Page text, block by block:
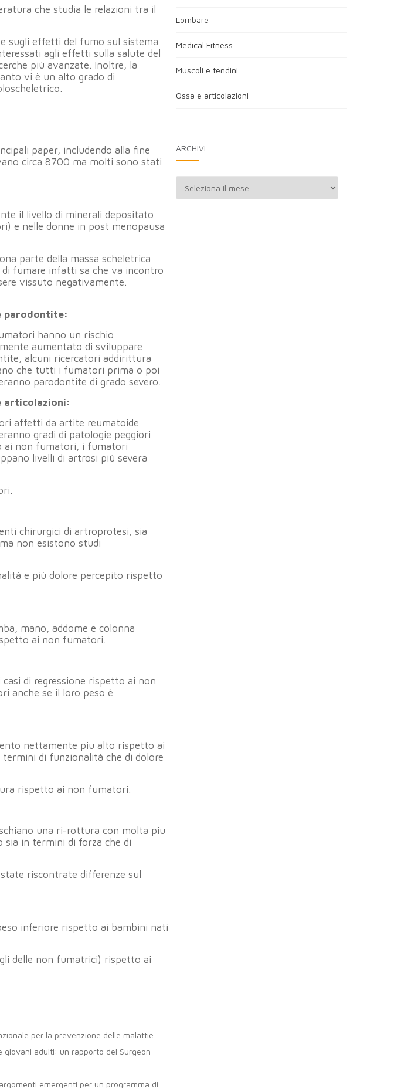
che studia le relazioni tra il
sugli effetti del fumo sul sistema
agli effetti sulla salute del
più avanzate. Inoltre, la
vi è un alto grado di
paper, includendo alla fine
circa 8700 ma molti sono stati
il livello di minerali depositato
e nelle donne in post menopausa
parte della massa scheletrica
di fumare infatti sa che va incontro
vissuto negativamente.
parodontite:
hanno un rischio
aumentato di sviluppare
alcuni ricercatori addirittura
che tutti i fumatori prima o poi
parodontite di grado severo.
articolazioni:
affetti da artite reumatoide
gradi di patologie peggiori
ai non fumatori, i fumatori
livelli di artrosi più severa
chirurgici di artroprotesi, sia
non esistono studi
e più dolore percepito rispetto
mano, addome e colonna
ai non fumatori.
di regressione rispetto ai non
anche se il loro peso è
nettamente piu alto rispetto ai
di funzionalità che di dolore
rispetto ai non fumatori.
una ri-rottura con molta piu
in termini di forza che di
riscontrate differenze sul
inferiore rispetto ai bambini nati
delle non fumatrici) rispetto ai
per la prevenzione delle malattie
giovani adulti: un rapporto del Surgeon
emergenti per un programma di
Lombare
Medical Fitness
Muscoli e tendini
Ossa e articolazioni
ARCHIVI
Archivi